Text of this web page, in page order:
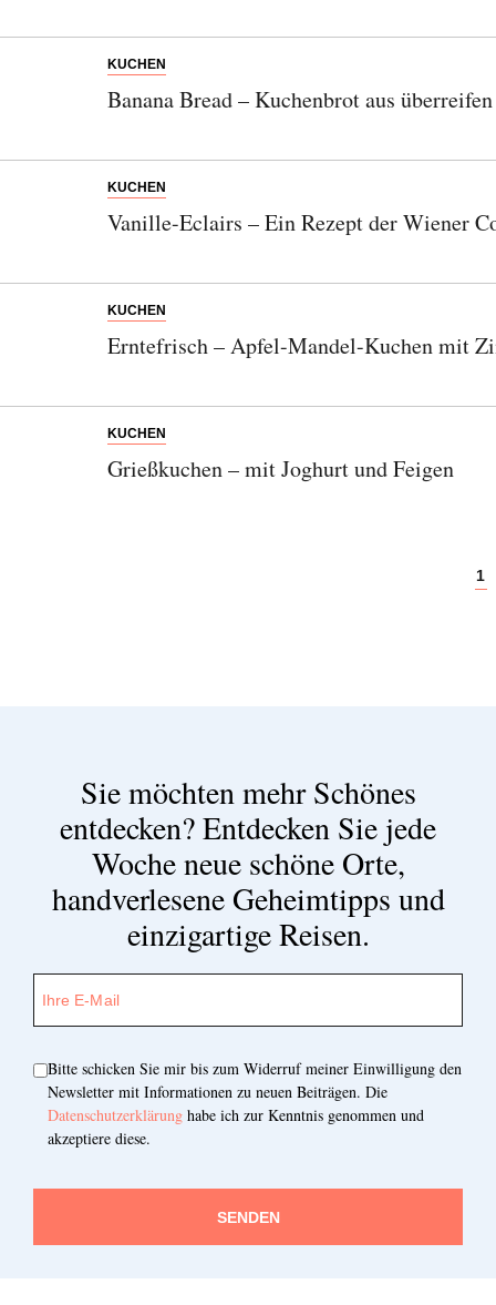
KUCHEN
Banana Bread – Kuchenbrot aus
KUCHEN
Vanille-Eclairs – Ein Rezept der Wiener
KUCHEN
Erntefrisch – Apfel-Mandel-Kuchen mit
KUCHEN
Grießkuchen – mit Joghurt und Feigen
1
Sie möchten mehr Schönes
entdecken?Entdecken Sie jede
Woche neue schöne Orte,
handverlesene Geheimtipps und
einzigartige Reisen.
Bitte schicken Sie mir bis zum Widerruf meiner Einwilligung den
Newsletter mit Informationen zu neuen Beiträgen. Die
Datenschutzerklärung habe ich zur Kenntnis genommen und
akzeptiere diese.
SENDEN